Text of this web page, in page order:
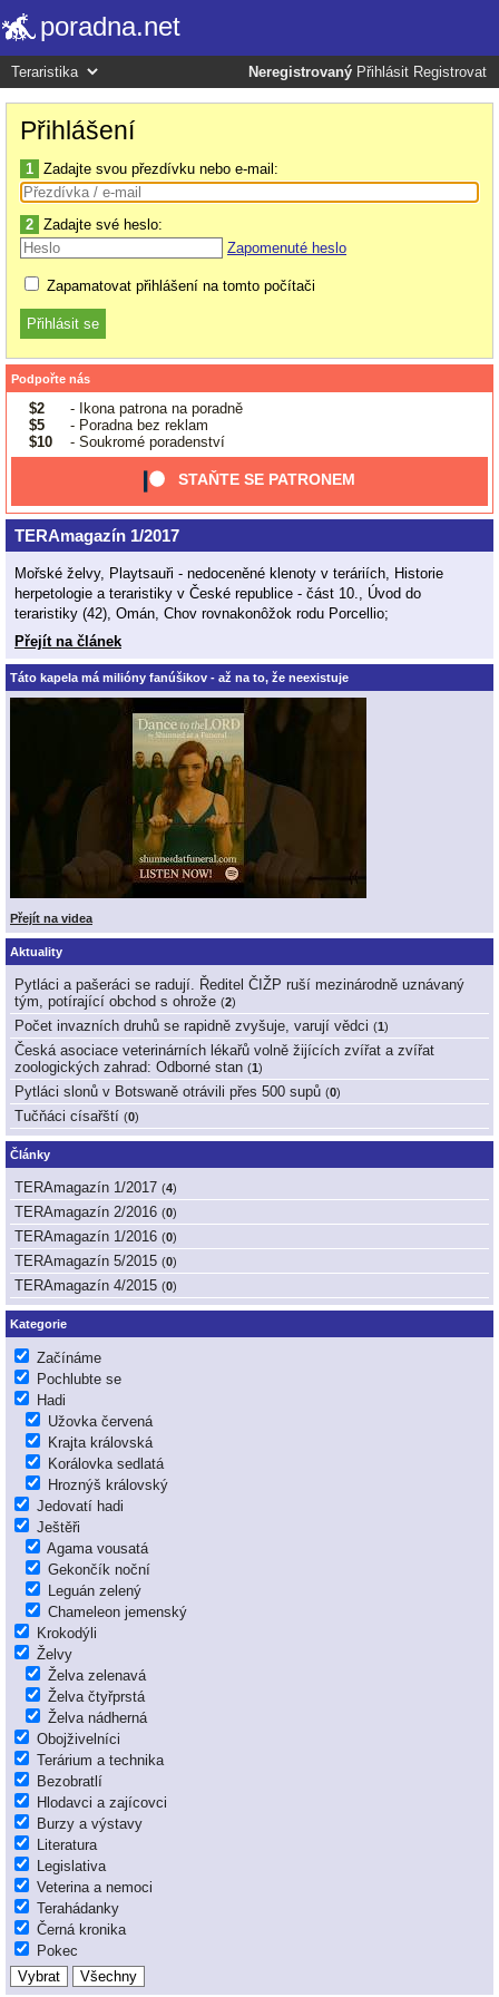
poradna.net
Neregistrovaný Přihlásit Registrovat
Přihlášení
1 Zadajte svou přezdívku nebo e-mail:
2 Zadajte své heslo:
Zapomenuté heslo
Zapamatovat přihlášení na tomto počítači
Podpořte nás
$2
- Ikona patrona na poradně
$5
- Poradna bez reklam
$10
- Soukromé poradenství
STAŇTE SE PATRONEM
TERAmagazín 1/2017
Mořské želvy, Playtsauři - nedoceněné klenoty v teráriích, Historie
herpetologie a teraristiky v České republice - část 10., Úvod do
teraristiky (42), Omán, Chov rovnakonôžok rodu Porcellio;
Přejít na článek
Táto kapela má milióny fanúšikov - až na to, že neexistuje
Přejít na videa
Aktuality
Pytláci a pašeráci se radují. Ředitel ČIŽP ruší mezinárodně uznávaný
tým, potírající obchod s ohrože (2)
Počet invazních druhů se rapidně zvyšuje, varují vědci (1)
Česká asociace veterinárních lékařů volně žijících zvířat a zvířat
zoologických zahrad: Odborné stan (1)
Pytláci slonů v Botswaně otrávili přes 500 supů (0)
Tučňáci císařští (0)
Články
TERAmagazín 1/2017 (4)
TERAmagazín 2/2016 (0)
TERAmagazín 1/2016 (0)
TERAmagazín 5/2015 (0)
TERAmagazín 4/2015 (0)
Kategorie
Začínáme
Pochlubte se
Hadi
Užovka červená
Krajta královská
Korálovka sedlatá
Hroznýš královský
Jedovatí hadi
Ještěři
Agama vousatá
Gekončík noční
Leguán zelený
Chameleon jemenský
Krokodýli
Želvy
Želva zelenavá
Želva čtyřprstá
Želva nádherná
Obojživelníci
Terárium a technika
Bezobratlí
Hlodavci a zajícovci
Burzy a výstavy
Literatura
Legislativa
Veterina a nemoci
Terahádanky
Černá kronika
Pokec